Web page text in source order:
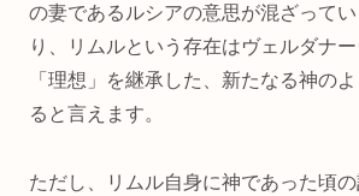
の妻であるルシアの意思が混ざって
り、リムルという存在はヴェルダナ
「理想」を継承した、新たなる神の
ると言えます。
ただし、リムル自身に神であった頃